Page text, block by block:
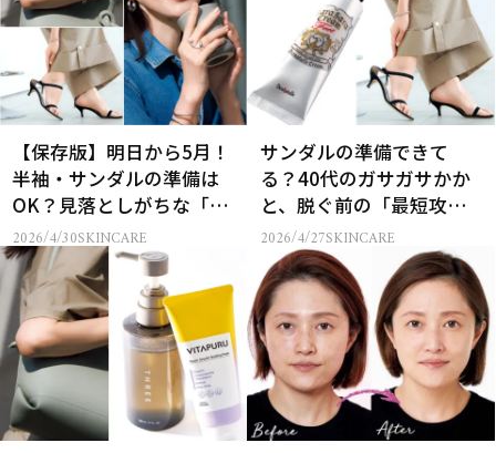
【保存版】明日から5月！
半袖・サンダルの準備は
OK？見落としがちな「パ
ーツケア」で大人の垢抜
け
2026/4/30SKINCARE
サンダルの準備できて
る？40代のガサガサかか
と、脱ぐ前の「最短攻
略」ケア
2026/4/27SKINCARE